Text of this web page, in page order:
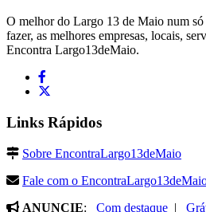
O melhor do Largo 13 de Maio num
fazer, as melhores empresas, locais,
Encontra Largo13deMaio.
Links Rápidos
Sobre EncontraLargo13deMaio
Fale com o
ANUNCIE: Com destaque |